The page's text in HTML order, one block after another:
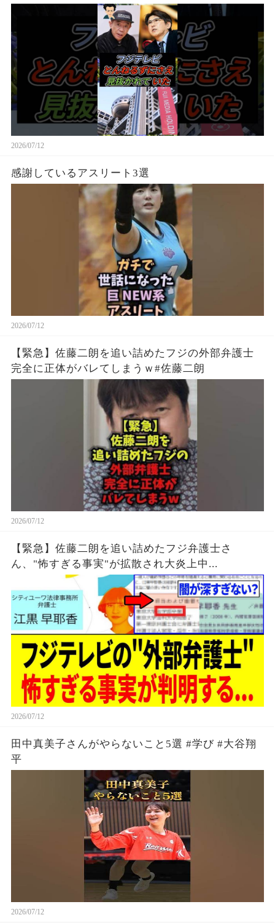
2026/07/12
感謝しているアスリート3選
2026/07/12
【緊急】佐藤二朗を追い詰めたフジの外部弁護士
完全に正体がバレてしまうｗ#佐藤二朗
2026/07/12
【緊急】佐藤二朗を追い詰めたフジ弁護士さ
ん、"怖すぎる事実"が拡散され大炎上中...
2026/07/12
田中真美子さんがやらないこと5選 #学び #大谷翔
平
2026/07/12